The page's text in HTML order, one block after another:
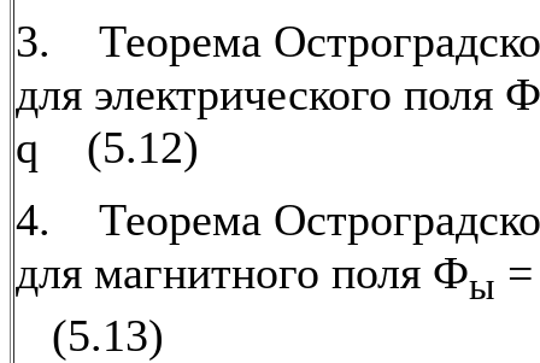
3. Теорема
для электрического поля
q (5.12)
4. Теорема
для магнитного поля Фы
(5.13)